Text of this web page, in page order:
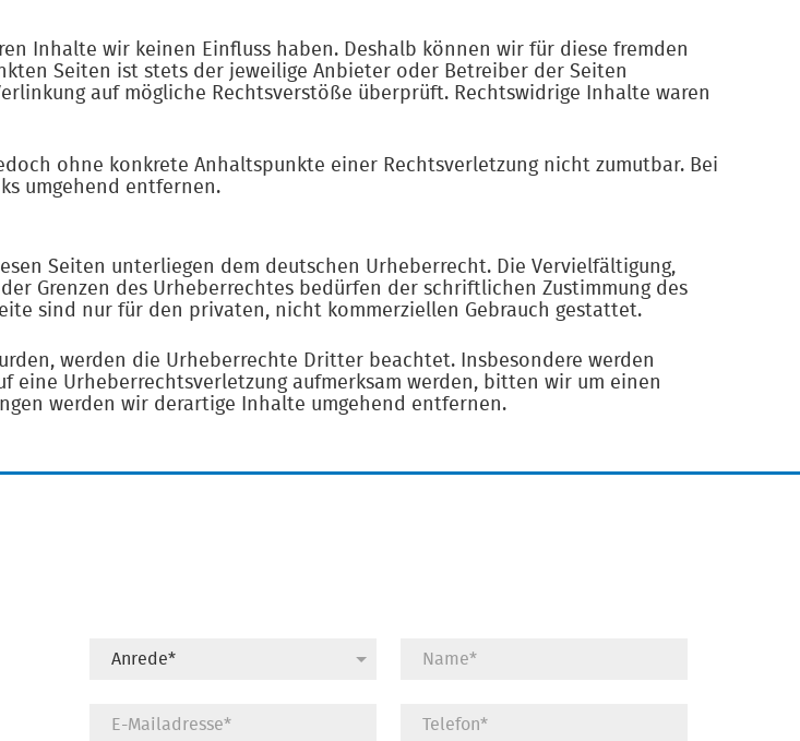
Inhalte wir keinen Einfluss haben. Deshalb können wir für diese fremden
Seiten ist stets der jeweilige Anbieter oder Betreiber der Seiten
auf mögliche Rechtsverstöße überprüft. Rechtswidrige Inhalte waren
ohne konkrete Anhaltspunkte einer Rechtsverletzung nicht zumutbar. Bei
umgehend entfernen.
Seiten unterliegen dem deutschen Urheberrecht. Die Vervielfältigung,
Grenzen des Urheberrechtes bedürfen der schriftlichen Zustimmung des
sind nur für den privaten, nicht kommerziellen Gebrauch gestattet.
werden die Urheberrechte Dritter beachtet. Insbesondere werden
eine Urheberrechtsverletzung aufmerksam werden, bitten wir um einen
werden wir derartige Inhalte umgehend entfernen.